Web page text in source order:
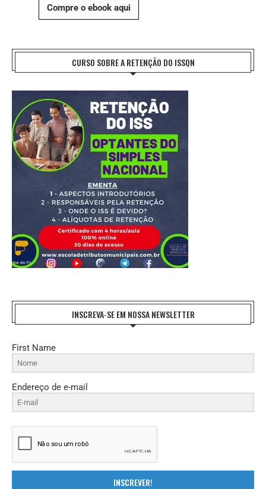
Compre o ebook aqui
CURSO SOBRE A RETENÇÃO DO ISSQN
INSCREVA-SE EM NOSSA NEWSLETTER
First Name
Endereço de e-mail
INSCREVER!